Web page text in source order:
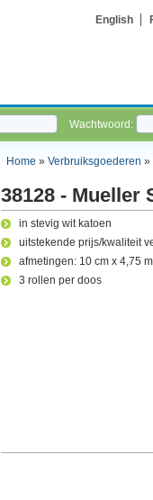
English
Wachtwoord:
Home» Verbruiksgoederen »
38128 - Mueller
in stevig wit katoen
uitstekende prijs/kwaliteit
afmetingen: 10 cm x 4,75 m
3 rollen per doos